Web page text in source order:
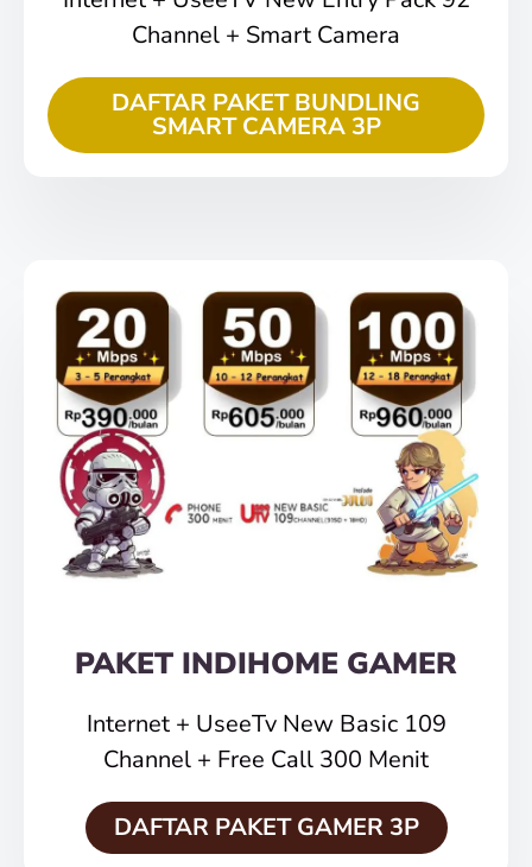
Channel + Smart Camera
DAFTAR PAKET BUNDLING
SMART CAMERA 3P
PAKET INDIHOME GAMER
Internet + UseeTv New Basic 109
Channel + Free Call 300 Menit
DAFTAR PAKET GAMER 3P